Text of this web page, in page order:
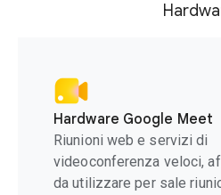
Hardware Google Meet
Riunioni web e servizi di
videoconferenza veloci,
da utilizzare per sale